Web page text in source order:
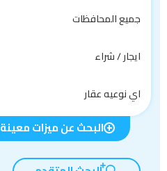
جميع المحافظات
ايجار / شراء
اي نوعيه عقار
البحث عن ميزات معينة